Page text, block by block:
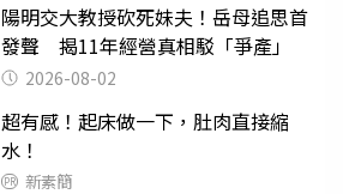
陽明交大教授砍死妹夫！岳母追思首
發聲 揭11年經營真相駁「爭產」
2026-08-02
超有感！起床做一下，肚肉直接縮
水！
新素簡